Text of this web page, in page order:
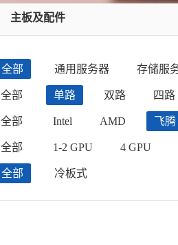
主板及配件
全部 通用服务器 存储服
全部 单路 双路 四路
全部 Intel AMD 飞腾
全部 1-2 GPU 4 GPU
全部 冷板式